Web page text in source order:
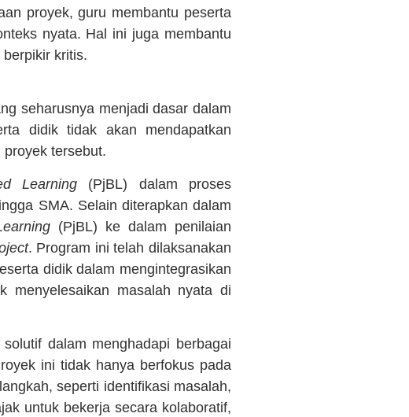
proyek, guru membantu peserta
nyata. Hal ini juga membantu
kritis.
seharusnya menjadi dasar dalam
didik tidak akan mendapatkan
tersebut.
Learning(PjBL) dalam proses
SMA. Selain diterapkan dalam
(PjBL) ke dalam penilaian
. Program ini telah dilaksanakan
didik dalam mengintegrasikan
menyelesaikan masalah nyata di
dalam menghadapi berbagai
ini tidak hanya berfokus pada
seperti identifikasi masalah,
untuk bekerja secara kolaboratif,